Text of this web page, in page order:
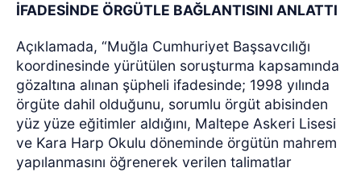
İFADESİNDE ÖRGÜTLE BAĞLANTISINI ANLATTI
Açıklamada, “Muğla Cumhuriyet Başsavcılığı
koordinesinde yürütülen soruşturma kapsamında
gözaltına alınan şüpheli ifadesinde; 1998 yılında
örgüte dahil olduğunu, sorumlu örgüt abisinden
yüz yüze eğitimler aldığını, Maltepe Askeri Lisesi
ve Kara Harp Okulu döneminde örgütün mahrem
yapılanmasını öğrenerek verilen talimatlar